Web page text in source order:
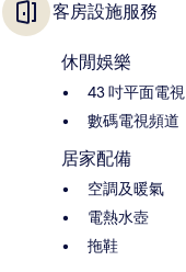
客房設施服務
休閒娛樂
43 吋平面電視
數碼電視頻道
居家配備
空調及暖氣
電熱水壺
拖鞋